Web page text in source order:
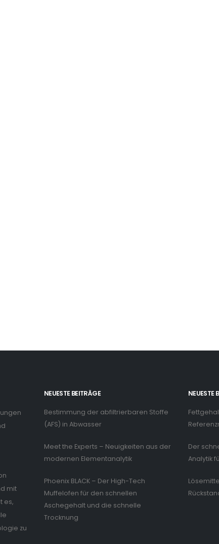
mit
es,
zu
NEUESTE BEITRÄGE
Bestimmung der abfiltrierbaren Stoffe
(AFS) in Abwasser
Meet the Experts – Neuigkeiten aus der
modernen Elementanalytik
Phoenix BLACK – Der High-Tech
Muffelofen für den schnellen
Aschegehalt und die schnelle
Trocknung
NEUESTE
Der
Analytik